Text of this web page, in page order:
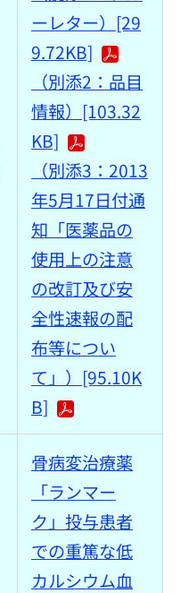
ーレター）[29
9.72KB]
（別添2：品目
情報）[103.32
KB]
（別添3：2013
年5月17日付通
知「医薬品の
使用上の注意
の改訂及び安
全性速報の配
布等につい
て」）[95.10K
B]
骨病変治療薬
「ランマー
ク」投与患者
での重篤な低
カルシウム血